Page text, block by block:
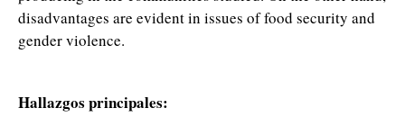
disadvantages are evident in issues of food security and
gender violence.
Hallazgos principales: